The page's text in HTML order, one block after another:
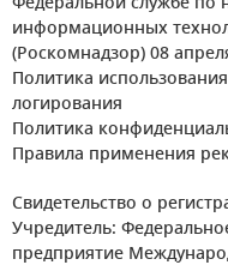
информационных
(Роскомнадзор) 08
Политика
логирования
Политика
Правила применения
Свидетельство о
Учредитель:
предприятие